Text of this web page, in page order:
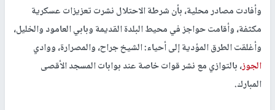
وأفادت مصادر محلية، بأن شرطة الاحتلال نشرت تعزيزات عسكرية
مكثفة، وأقامت حواجز في محيط البلدة القديمة وبابي العامود والخليل،
وأغلقت الطرق المؤدية إلى أحياء: الشيخ جراح، والمصرارة، ووادي
الجوز، بالتوازي مع نشر قوات خاصة عند بوابات المسجد الأقصى
المبارك.